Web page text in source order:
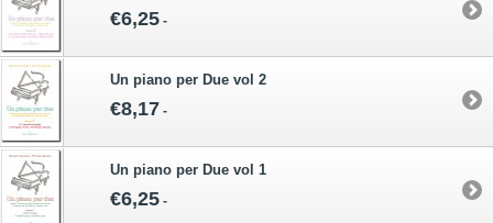
€6,25 -
Un piano per Due vol 2
€8,17 -
Un piano per Due vol 1
€6,25 -